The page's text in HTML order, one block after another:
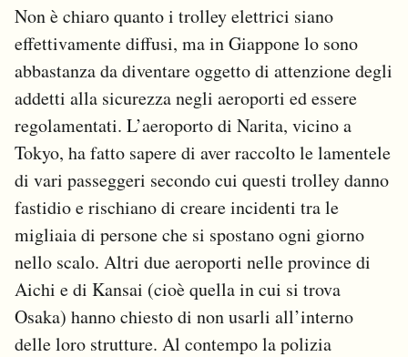
Non è chiaro quanto i trolley elettrici siano
effettivamente diffusi, ma in Giappone lo sono
abbastanza da diventare oggetto di attenzione degli
addetti alla sicurezza negli aeroporti ed essere
regolamentati. L’aeroporto di Narita, vicino a
Tokyo, ha fatto sapere di aver raccolto le lamentele
di vari passeggeri secondo cui questi trolley danno
fastidio e rischiano di creare incidenti tra le
migliaia di persone che si spostano ogni giorno
nello scalo. Altri due aeroporti nelle province di
Aichi e di Kansai (cioè quella in cui si trova
Osaka) hanno chiesto di non usarli all’interno
delle loro strutture. Al contempo la polizia